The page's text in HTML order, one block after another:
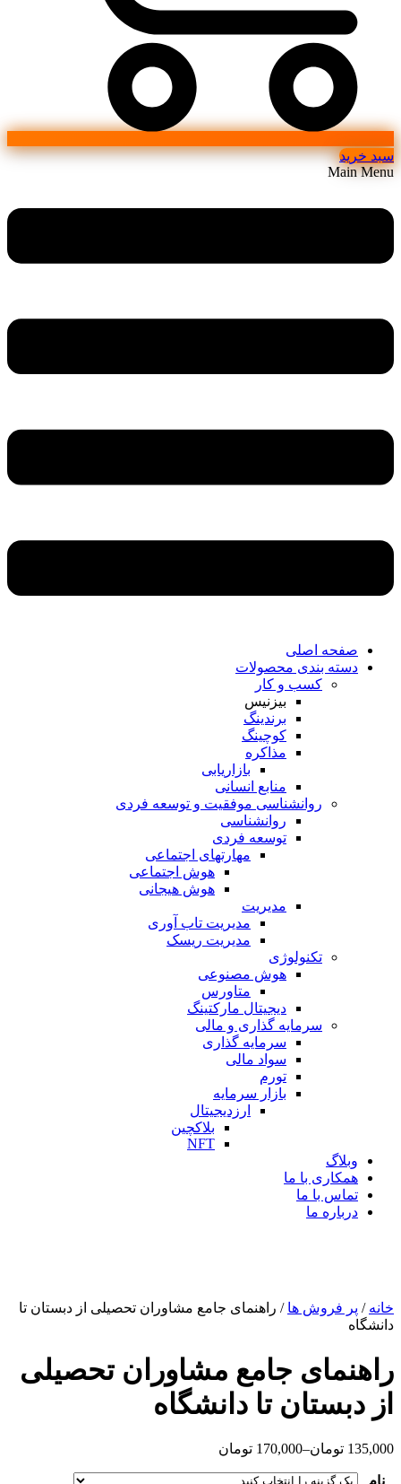
سبد خرید
Main Menu
صفحه اصلی
دسته بندی محصولات
کسب و کار
بیزنیس
برندینگ
کوچینگ
مذاکره
بازاریابی
منابع انسانی
روانشناسی موفقیت و توسعه فردی
روانشناسی
توسعه فردی
مهارتهای اجتماعی
هوش اجتماعی
هوش هیجانی
مدیریت
مدیریت تاب آوری
مدیریت ریسک
تکنولوژی
هوش مصنوعی
متاورس
دیجیتال مارکتینگ
سرمایه گذاری و مالی
سرمایه گذاری
سواد مالی
تورم
بازار سرمایه
ارزدیجیتال
بلاکچین
NFT
وبلاگ
همکاری با ما
تماس با ما
درباره ما
خانه / پر فروش ها / راهنمای جامع مشاوران تحصیلی از دبستان تا
دانشگاه
راهنمای جامع مشاوران تحصیلی
از دبستان تا دانشگاه
135,000 تومان–
170,000 تومان
نام